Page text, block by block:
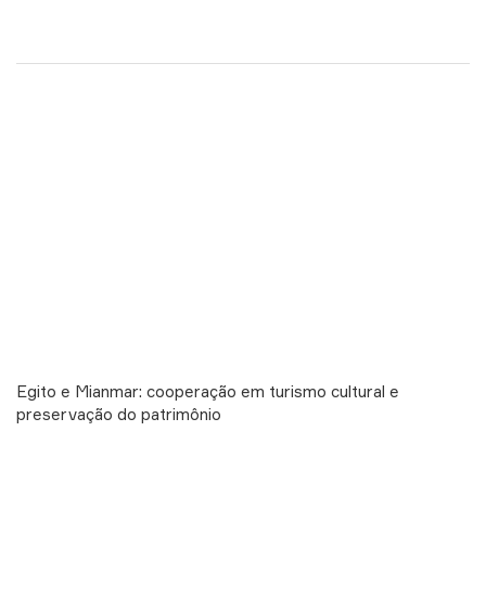
Egito e Mianmar: cooperação em turismo cultural e
preservação do patrimônio